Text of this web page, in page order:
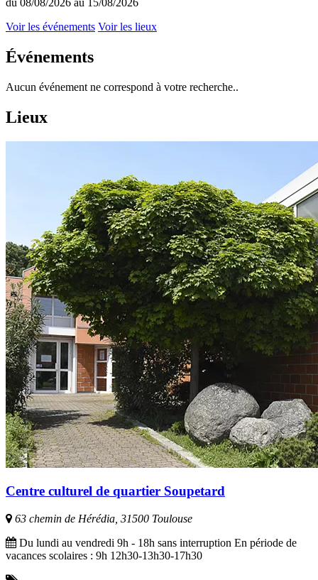
du 08/08/2026 au 15/08/2026
Voir les événements Voir les lieux
Événements
Aucun événement ne correspond à votre recherche..
Lieux
Centre culturel de quartier Soupetard
63 chemin de Hérédia, 31500 Toulouse
Du lundi au vendredi 9h - 18h sans interruption En période de
vacances scolaires : 9h 12h30-13h30-17h30